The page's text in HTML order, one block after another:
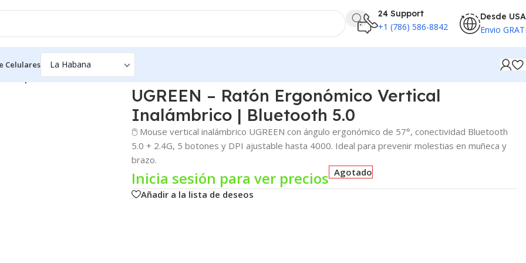
24 Support
+1 (786) 586-8842
Desde USA
Envio
Celulares
| Bluetooth 5.0
UGREEN – Ratón Ergonómico Vertical
Inalámbrico | Bluetooth 5.0
🖱️ Mouse vertical inalámbrico UGREEN con ángulo ergonómico de 57°, conectividad Bluetooth
5.0 + 2.4G, 5 botones y DPI ajustable hasta 4000. Ideal para prevenir molestias en muñeca y
brazo.
Inicia sesión para ver precios Agotado
Añadir a la lista de deseos